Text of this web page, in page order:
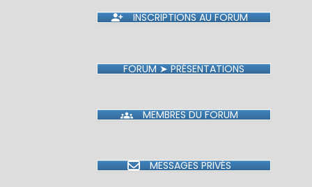
INSCRIPTIONS AU FORUM
FORUM ➤ PRÉSENTATIONS
MEMBRES DU FORUM
MESSAGES PRIVÉS